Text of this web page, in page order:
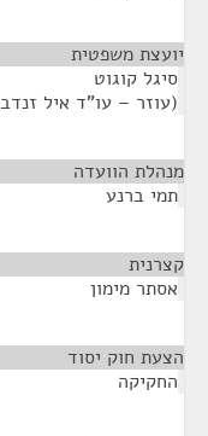
יועצת משפטית
סיגל קוגוט
(עוזר – עו"ד איל
מנהלת הוועדה
תמי ברנע
קצרנית
אסתר מימון
הצעת חוק יסוד
החקיקה